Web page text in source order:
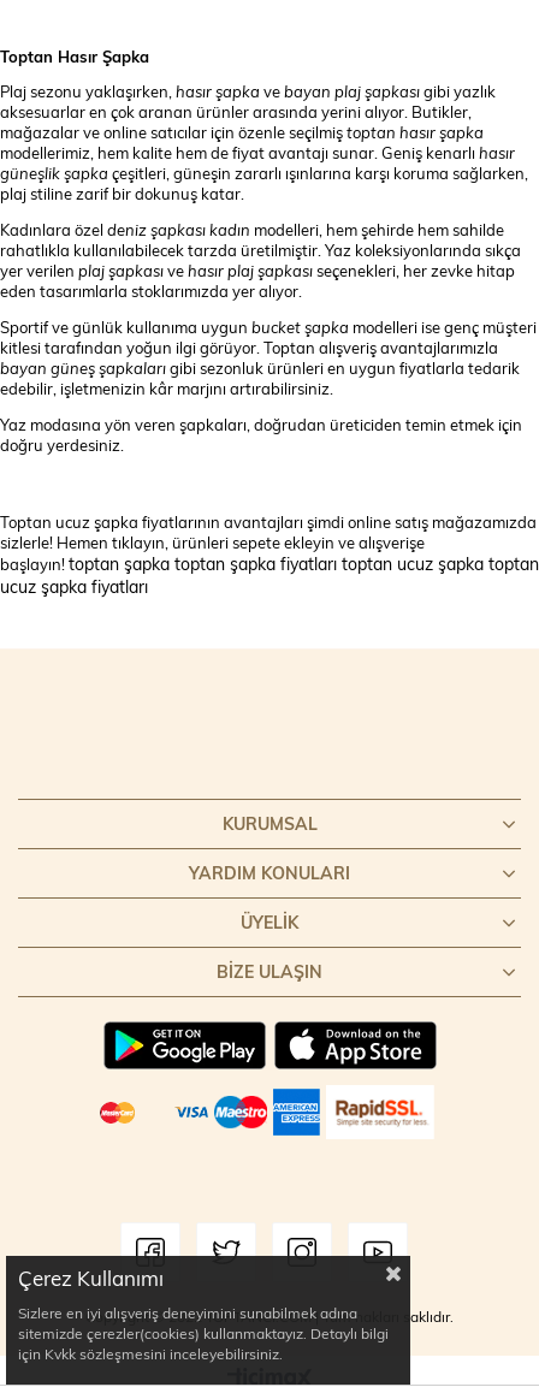
Toptan Hasır Şapka
Plaj sezonu yaklaşırken, hasır şapka vebayan plaj şapkasıgibi yazlık
aksesuarlar en çok aranan ürünler arasında yerini alıyor. Butikler,
mağazalar ve online satıcılar için özenle seçilmiştoptan hasır şapka
modellerimiz, hem kalite hem de fiyat avantajı sunar. Geniş kenarlı hasır
güneşlik şapka çeşitleri, güneşin zararlı ışınlarına karşı koruma sağlarken,
plaj stiline zarif bir dokunuş katar.
Kadınlara özel deniz şapkası kadın modelleri, hem şehirde hem sahilde
rahatlıkla kullanılabilecek tarzda üretilmiştir. Yaz koleksiyonlarında sıkça
yer verilen plaj şapkasıvehasır plaj şapkasıseçenekleri, her zevke hitap
eden tasarımlarla stoklarımızda yer alıyor.
Sportif ve günlük kullanıma uygun bucket şapka modelleri ise genç müşteri
kitlesi tarafından yoğun ilgi görüyor. Toptan alışveriş avantajlarımızla
bayan güneş şapkalarıgibi sezonluk ürünleri en uygun fiyatlarla tedarik
edebilir, işletmenizin kâr marjını artırabilirsiniz.
Yaz modasına yön veren şapkaları, doğrudan üreticiden temin etmek için
doğru yerdesiniz.
Toptan ucuz şapka fiyatlarının avantajları şimdi online satış mağazamızda
sizlerle! Hemen tıklayın, ürünleri sepete ekleyin ve alışverişe
başlayın!toptan şapka toptan şapka fiyatları toptan ucuz şapka toptan
ucuz şapka fiyatları
KURUMSAL
YARDIM KONULARI
ÜYELIK
BIZE ULAŞIN
Copyright © 2022 TOPTANCI.COM | Tüm hakları saklıdır.
Çerez Kullanımı
Sizlere en iyi alışveriş deneyimini sunabilmek adına
sitemizde çerezler(cookies) kullanmaktayız. Detaylı bilgi
için Kvkk sözleşmesini inceleyebilirsiniz.